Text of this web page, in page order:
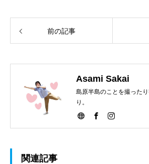
前の記事
Asami Sakai
島原半島のことを撮った
り。
関連記事